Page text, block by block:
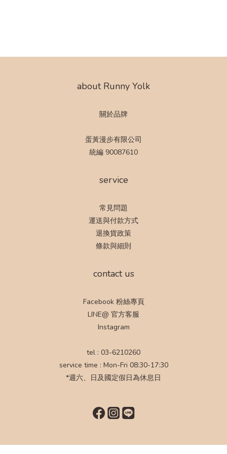
about Runny Yolk
關於品牌
蛋黃漫步有限公司
統編 90087610
service
常見問題
運送與付款方式
退換貨政策
條款與細則
contact us
Facebook 粉絲專頁
LINE@ 官方客服
Instagram
tel : 03-6210260
service time : Mon-Fri 08:30-17:30
*週六、日及國定假日為休息日